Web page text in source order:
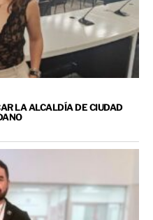
LA ALCALDÍA DE CIUDAD